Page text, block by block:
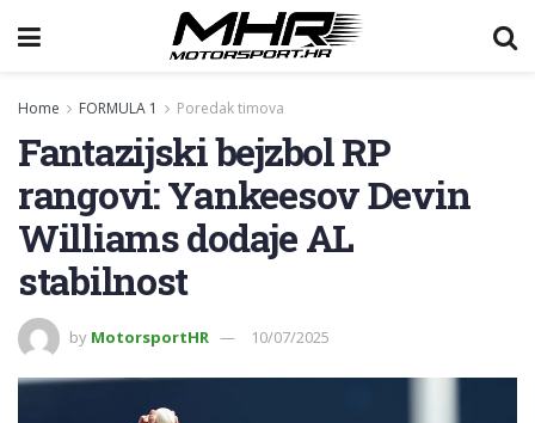
Home FORMULA 1 Poredak timova
Fantazijski bejzbol RP
rangovi: Yankeesov Devin
Williams dodaje AL
stabilnost
by MotorsportHR 10/07/2025